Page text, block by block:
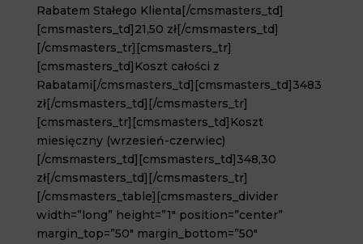
Rabatem Stałego Klienta[/cmsmasters_td]
[cmsmasters_td]21,50 zł[/cmsmasters_td]
[/cmsmasters_tr][cmsmasters_tr]
[cmsmasters_td]Koszt całości z
Rabatami[/cmsmasters_td][cmsmasters_td]3483
zł[/cmsmasters_td][/cmsmasters_tr]
[cmsmasters_tr][cmsmasters_td]Koszt
miesięczny (wrzesień-czerwiec)
[/cmsmasters_td][cmsmasters_td]348,30
zł[/cmsmasters_td][/cmsmasters_tr]
[/cmsmasters_table][cmsmasters_divider
width=”long” height=”1″ position=”center”
margin_top=”50″ margin_bottom=”50″